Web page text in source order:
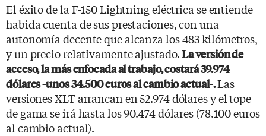
El éxito de la F-150 Lightning eléctrica se entiende
habida cuenta de sus prestaciones, con una
autonomía decente que alcanza los 483 kilómetros,
y un precio relativamente ajustado.La versión de
acceso, la más enfocada al trabajo, costará 39.974
dólares -unos 34.500 euros al cambio actual-.Las
versiones XLT arrancan en 52.974 dólares y el tope
de gama se irá hasta los 90.474 dólares (78.100 euros
al cambio actual).